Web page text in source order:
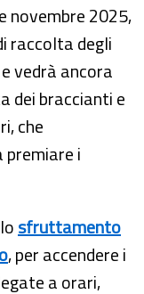
novembre 2025,
raccolta degli
vedrà ancora
dei braccianti e
che
i
sfruttamento
, per accendere i
a orari,